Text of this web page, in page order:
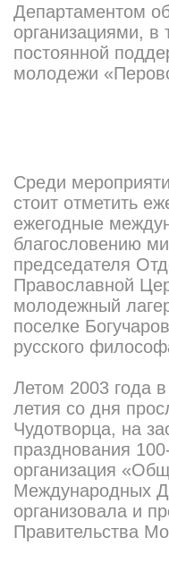
Департаментом
организациями,
постоянной
молодежи
Среди
стоит отметить
ежегодные
благословению
председателя
Православной
молодежный
поселке
русского
Летом 2003 года
летия со дня
Чудотворца, на
празднования
организация
Международных
организовала и
Правительства